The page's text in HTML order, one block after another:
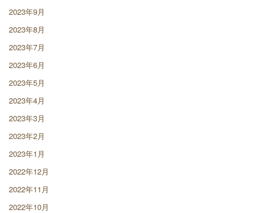
2023年9月
2023年8月
2023年7月
2023年6月
2023年5月
2023年4月
2023年3月
2023年2月
2023年1月
2022年12月
2022年11月
2022年10月